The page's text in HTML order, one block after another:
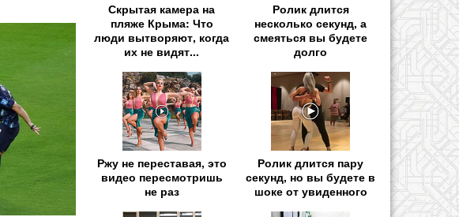
Скрытая камера на
пляже Крыма: Что
люди вытворяют, когда
их не видят...
Ролик длится
несколько секунд, а
смеяться вы будете
долго
Ржу не переставая, это
видео пересмотришь
не раз
Ролик длится пару
секунд, но вы будете в
шоке от увиденного